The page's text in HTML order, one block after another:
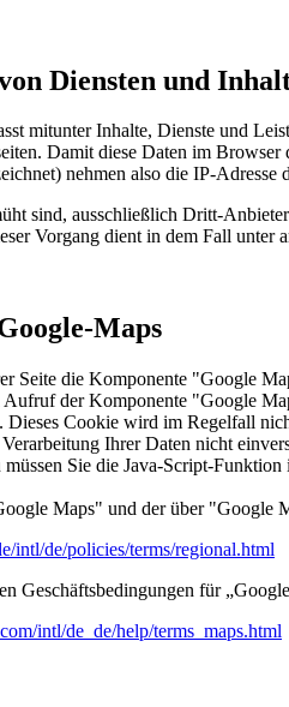
Diensten und
mitunter Inhalte, Dienste und
Damit diese Daten im
nehmen also die IP-Adresse
sind, ausschließlich Dritt-
Vorgang dient in dem Fall unter
Maps
Seite die Komponente "Google
Aufruf der Komponente "Google
Dieses Cookie wird im Regelfall
Ihrer Daten nicht
Sie die Java-Script-
Maps" und der über "Google
intl/de/policies/terms/regional.html
Geschäftsbedingungen für
intl/de_de/help/terms_maps.html